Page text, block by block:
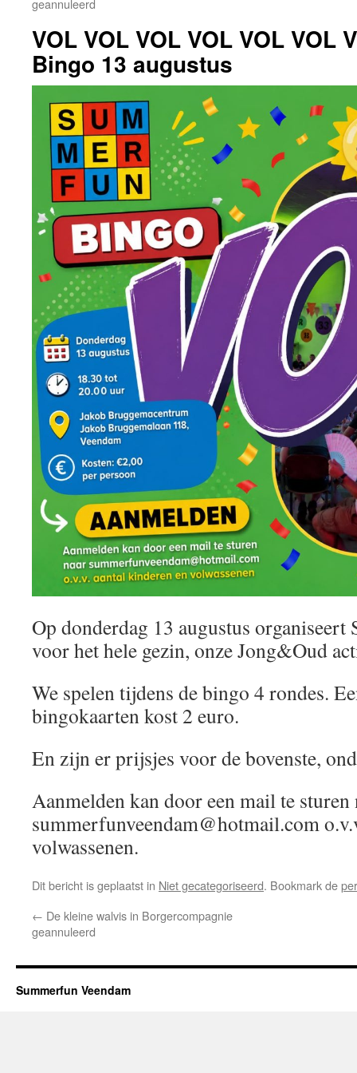
geannuleerd
VOL VOL VOL VOL VOL VOL
Bingo 13 augustus
Op donderdag 13 augustus
voor het hele gezin, onze Jong&Oud
We spelen tijdens de bingo 4 rondes.
bingokaarten kost 2 euro.
En zijn er prijsjes voor de bovenste,
Aanmelden kan door een mail te sturen
summerfunveendam@hotmail.com
volwassenen.
Dit bericht is geplaatst in Niet gecategoriseerd. Bookmark de
← De kleine walvis in Borgercompagnie
geannuleerd
Summerfun Veendam